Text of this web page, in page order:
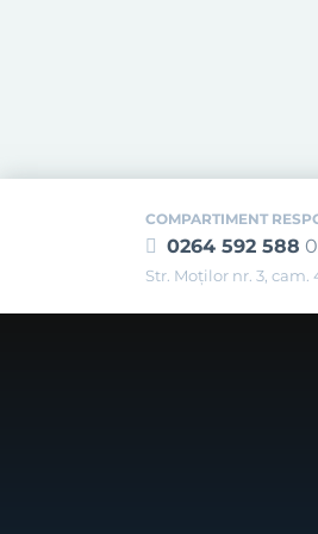
COMPARTIMENT
0264 592 588
Str. Moţilor nr. 3, cam.